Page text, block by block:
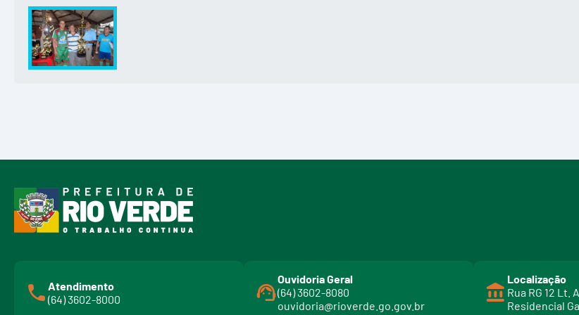
Atendimento
(64) 3602-8000
Ouvidoria Geral
(64) 3602-8080
ouvidoria@rioverde.go.gov.br
Localização
Rua RG 12 Lt.
Residencial